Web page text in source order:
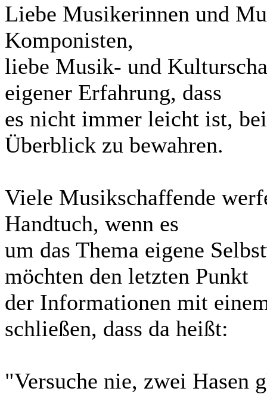
Liebe Musikerinnen und
Komponisten,
liebe Musik- und
eigener Erfahrung, dass
es nicht immer leicht ist,
Überblick zu bewahren.
Viele Musikschaffende
Handtuch, wenn es
um das Thema eigene
möchten den letzten Punkt
der Informationen mit
schließen, dass da heißt:
"Versuche nie, zwei Hasen